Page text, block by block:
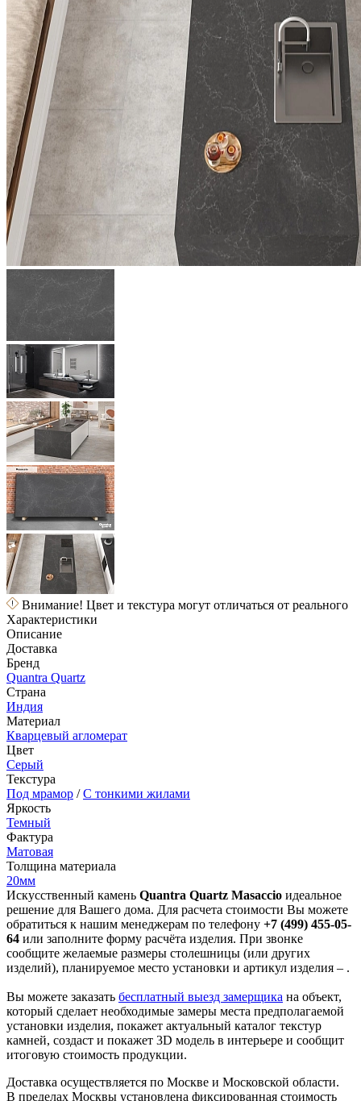
Внимание! Цвет и текстура могут отличаться от реального
Характеристики
Описание
Доставка
Бренд
Quantra Quartz
Страна
Индия
Материал
Кварцевый агломерат
Цвет
Серый
Текстура
Под мрамор /С тонкими жилами
Яркость
Темный
Фактура
Матовая
Толщина материала
20мм
Искусственный камень Quantra Quartz Masaccio идеальное
решение для Вашего дома. Для расчета стоимости Вы можете
обратиться к нашим менеджерам по телефону +7 (499) 455-05-
64 или заполните форму расчёта изделия. При звонке
сообщите желаемые размеры столешницы (или других
изделий), планируемое место установки и артикул изделия – .
Вы можете заказать бесплатный выезд замерщика на объект,
который сделает необходимые замеры места предполагаемой
установки изделия, покажет актуальный каталог текстур
камней, создаст и покажет 3D модель в интерьере и сообщит
итоговую стоимость продукции.
Доставка осуществляется по Москве и Московской области.
В пределах Москвы установлена фиксированная стоимость